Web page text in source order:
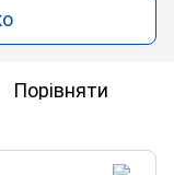
Порівняти